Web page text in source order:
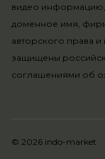
видео информацию,
доменное имя,
авторского права и
защищены
соглашениями об
© 2026 indo-market